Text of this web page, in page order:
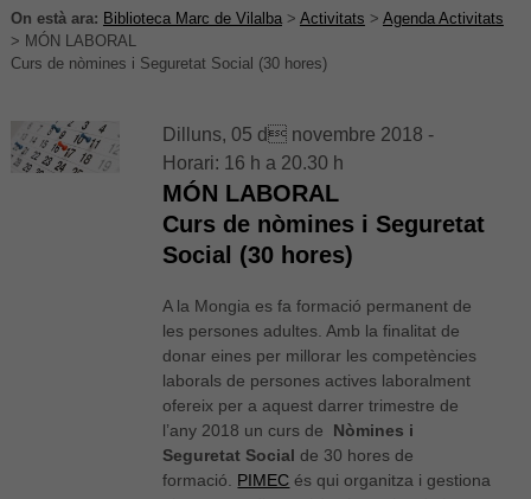
On està ara: Biblioteca Marc de Vilalba> Activitats > Agenda Activitats
> MÓN LABORAL
Curs de nòmines i Seguretat Social (30 hores)
Dilluns, 05 d novembre 2018 -
Horari: 16 h a 20.30 h
MÓN LABORAL
Curs de nòmines i Seguretat
Social (30 hores)
A la Mongia es fa formació permanent de
les persones adultes. Amb la finalitat de
donar eines per millorar les competències
laborals de persones actives laboralment
ofereix per a aquest darrer trimestre de
l’any 2018 un curs de Nòmines i
Seguretat Social de 30 hores de
formació. PIMEC és qui organitza i gestiona